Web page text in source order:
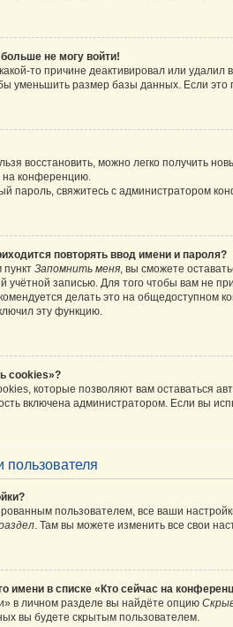
не могу войти!
то причине деактивировал или
уменьшить размер базы данных. Если это
восстановить, можно легко получить
на конференцию.
пароль, свяжитесь с администратором
повторять ввод имени и пароля?
Запомнить меня, вы сможете
учётной записью. Для того чтобы вам не
делать это на общедоступном
эту функцию.
cookies»?
которые позволяют вам оставаться
включена администратором. Если вы
пользователя
пользователем, все ваши
. Там вы можете изменить все свои
имени в списке «Кто сейчас на
в личном разделе вы найдёте опцию
вы будете скрытым пользователем.